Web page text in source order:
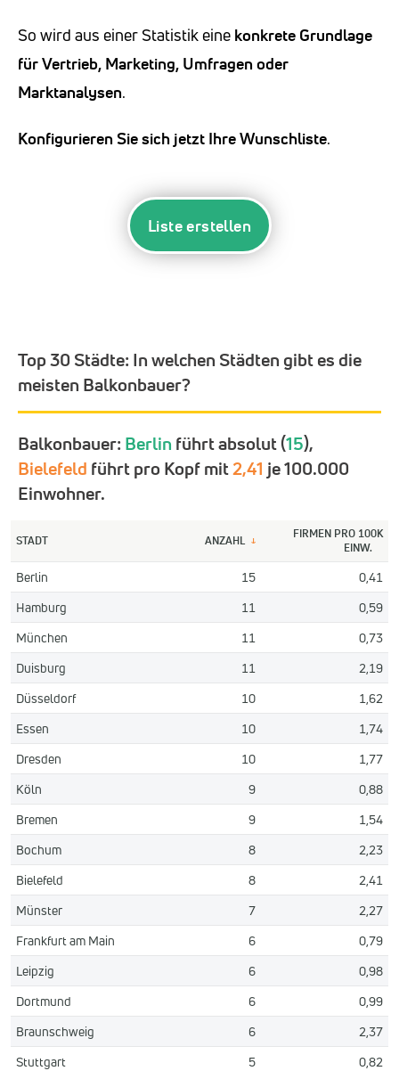
So wird aus einer Statistik eine konkrete Grundlage
für Vertrieb, Marketing, Umfragen oder
Marktanalysen.
Konfigurieren Sie sich jetzt Ihre Wunschliste.
Liste erstellen
Top 30 Städte: In welchen Städten gibt es die
meisten Balkonbauer?
Balkonbauer: Berlin führt absolut (15),
Bielefeld führt pro Kopf mit2,41 je 100.000
Einwohner.
STADT ANZAHL ↓
FIRMEN PRO 100K
EINW.
Berlin 15
0,41
Hamburg
11
0,59
München
11
0,73
Duisburg
11
2,19
Düsseldorf
10
1,62
Essen
10
1,74
Dresden
10
1,77
Köln
9
0,88
Bremen
9
1,54
Bochum
8
2,23
Bielefeld
8
2,41
Münster
7
2,27
Frankfurt am Main
6
0,79
Leipzig
6
0,98
Dortmund
6
0,99
Braunschweig
6
2,37
Stuttgart
5
0,82